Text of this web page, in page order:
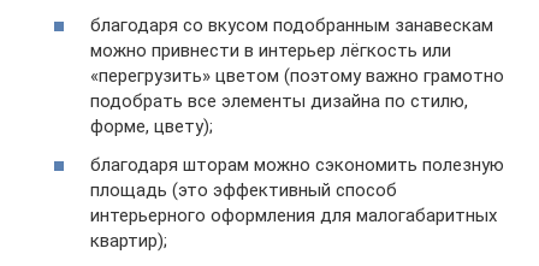
благодаря со вкусом подобранным занавескам
можно привнести в интерьер лёгкость или
«перегрузить» цветом (поэтому важно грамотно
подобрать все элементы дизайна по стилю,
форме, цвету);
благодаря шторам можно сэкономить полезную
площадь (это эффективный способ
интерьерного оформления для малогабаритных
квартир);